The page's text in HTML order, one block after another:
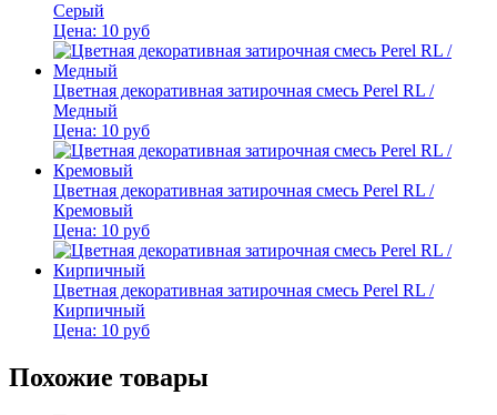
Серый
Цена: 10 руб
Цветная декоративная затирочная смесь Perel RL /
Медный
Цена: 10 руб
Цветная декоративная затирочная смесь Perel RL /
Кремовый
Цена: 10 руб
Цветная декоративная затирочная смесь Perel RL /
Кирпичный
Цена: 10 руб
Похожие товары